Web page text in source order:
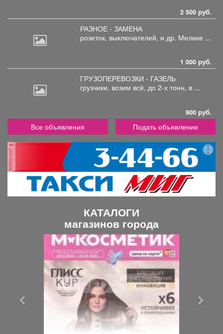
2 500 руб.
РАЗНОЕ - ЗАМЕНА
розеток, выключателей, и др. Мелкие ...
1 000 руб.
ГРУЗОПЕРЕВОЗКИ - ГАЗЕЛЬ
грузчики, возим всё, до 2-х тонн, в ...
900 руб.
Все объявления Подать объявление
реклама
КАТАЛОГИ
магазинов города